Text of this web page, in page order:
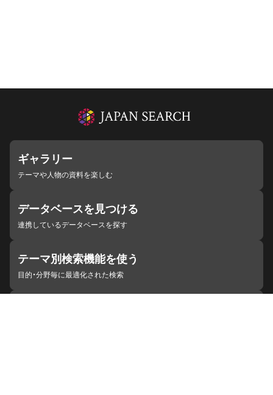
ギャラリー
テーマや人物の資料を楽しむ
データベースを見つける
連携しているデータベースを探す
テーマ別検索機能を使う
目的・分野毎に最適化された検索